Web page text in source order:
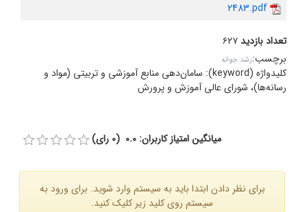
2483.pdf
تعداد بازدید۶۲۷
برچسب:رشد جوانه
کلیدواژه (keyword):
سامان‌دهی منابع آموزشی و تربیتی (مواد و
رسانه‌ها)، شورای عالی آموزش و پرورش
میانگین امتیاز کاربران: 0.0 (0 رای)
برای نظر دادن ابتدا باید به سیستم وارد شوید. برای ورود به
سیستم روی کلید زیر کلیک کنید.